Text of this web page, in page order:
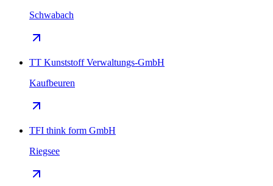
Schwabach
TT Kunststoff Verwaltungs-GmbH
Kaufbeuren
TFI think form GmbH
Riegsee